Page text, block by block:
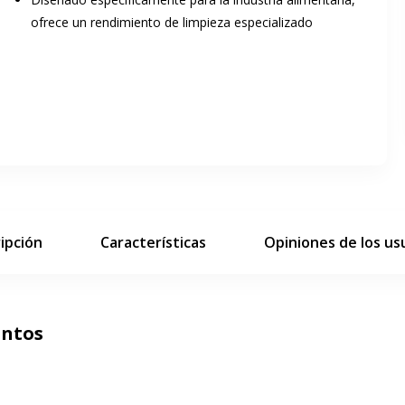
ofrece un rendimiento de limpieza especializado
Características Opiniones de los